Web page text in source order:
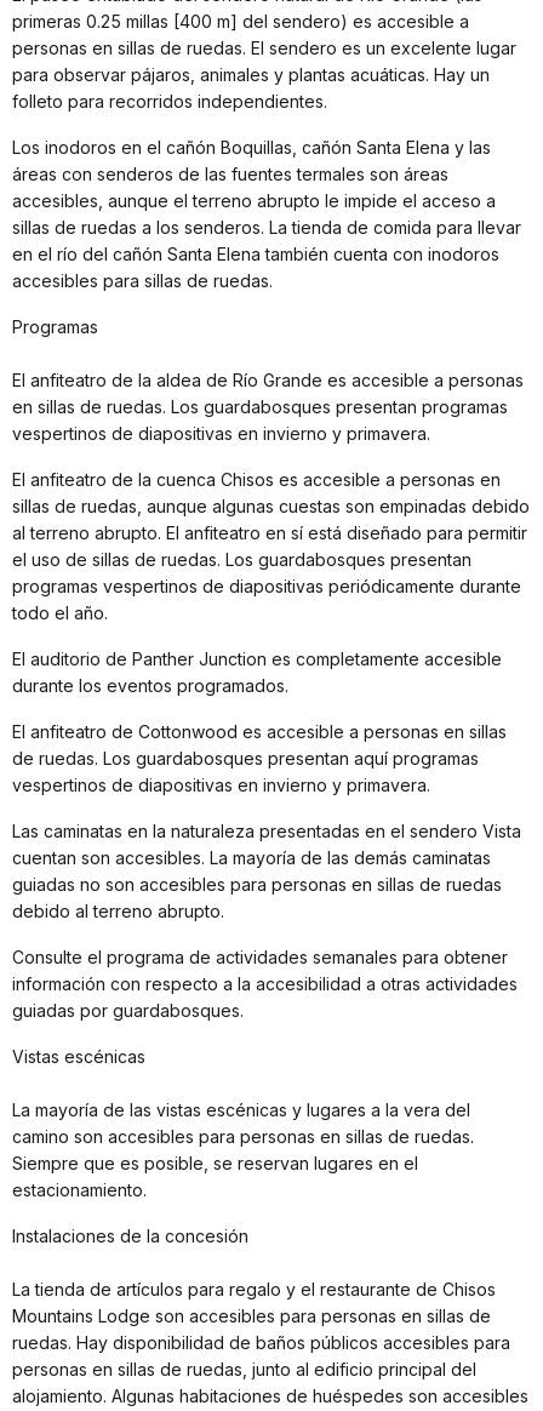
primeras 0.25 millas [400 m] del sendero) es accesible a
personas en sillas de ruedas. El sendero es un excelente lugar
para observar pájaros, animales y plantas acuáticas. Hay un
folleto para recorridos independientes.
Los inodoros en el cañón Boquillas, cañón Santa Elena y las
áreas con senderos de las fuentes termales son áreas
accesibles, aunque el terreno abrupto le impide el acceso a
sillas de ruedas a los senderos. La tienda de comida para llevar
en el río del cañón Santa Elena también cuenta con inodoros
accesibles para sillas de ruedas.
Programas
El anfiteatro de la aldea de Río Grande es accesible a personas
en sillas de ruedas. Los guardabosques presentan programas
vespertinos de diapositivas en invierno y primavera.
El anfiteatro de la cuenca Chisos es accesible a personas en
sillas de ruedas, aunque algunas cuestas son empinadas debido
al terreno abrupto. El anfiteatro en sí está diseñado para permitir
el uso de sillas de ruedas. Los guardabosques presentan
programas vespertinos de diapositivas periódicamente durante
todo el año.
El auditorio de Panther Junction es completamente accesible
durante los eventos programados.
El anfiteatro de Cottonwood es accesible a personas en sillas
de ruedas. Los guardabosques presentan aquí programas
vespertinos de diapositivas en invierno y primavera.
Las caminatas en la naturaleza presentadas en el sendero Vista
cuentan son accesibles. La mayoría de las demás caminatas
guiadas no son accesibles para personas en sillas de ruedas
debido al terreno abrupto.
Consulte el programa de actividades semanales para obtener
información con respecto a la accesibilidad a otras actividades
guiadas por guardabosques.
Vistas escénicas
La mayoría de las vistas escénicas y lugares a la vera del
camino son accesibles para personas en sillas de ruedas.
Siempre que es posible, se reservan lugares en el
estacionamiento.
Instalaciones de la concesión
La tienda de artículos para regalo y el restaurante de Chisos
Mountains Lodge son accesibles para personas en sillas de
ruedas. Hay disponibilidad de baños públicos accesibles para
personas en sillas de ruedas, junto al edificio principal del
alojamiento. Algunas habitaciones de huéspedes son accesibles